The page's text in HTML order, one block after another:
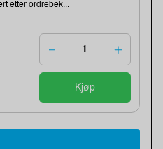
etter ordrebek...
Kjøp